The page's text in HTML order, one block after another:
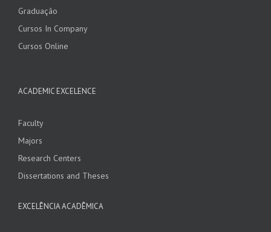
Graduação
Cursos In Company
Cursos Online
ACADEMIC EXCELENCE
Faculty
Majors
Research Centers
Dissertations and Theses
EXCELÊNCIA ACADÊMICA